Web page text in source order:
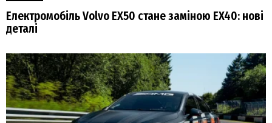
Електромобіль Volvo EX50 стане заміною EX40: нові
деталі